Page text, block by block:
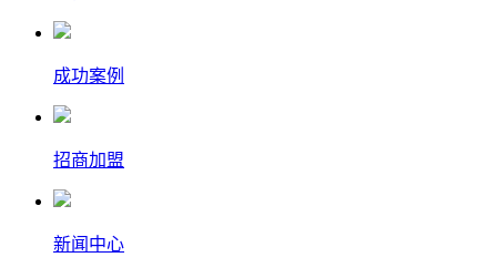
成功案例
招商加盟
新闻中心